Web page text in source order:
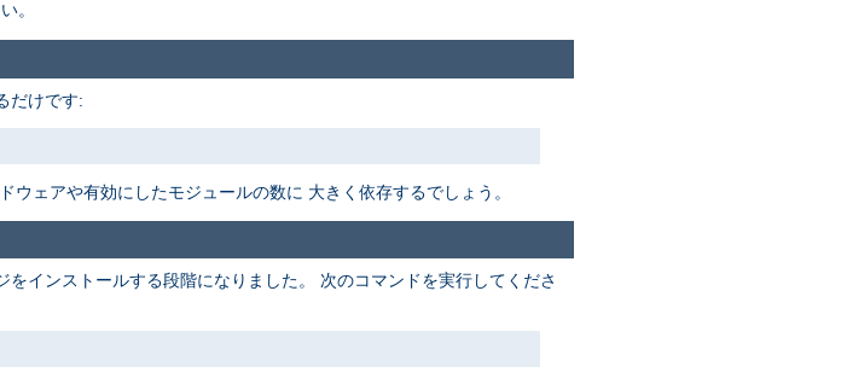
。
だけです:
ェアや有効にしたモジュールの数に 大きく依存するでしょう。
をインストールする段階になりました。 次のコマンドを実行してくださ